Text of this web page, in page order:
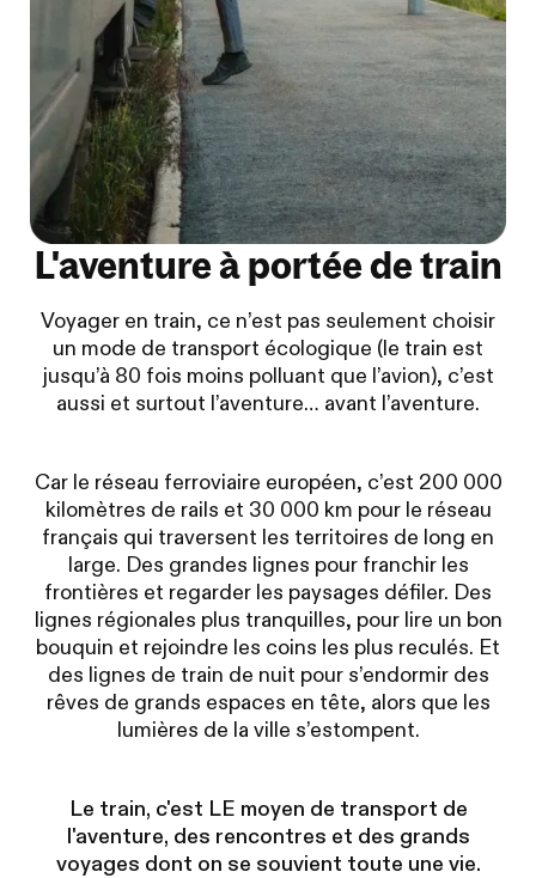
L'aventure à portée de train
Voyager en train, ce n’est pas seulement choisir
un mode de transport écologique (le train est
jusqu’à 80 fois moins polluant que l’avion), c’est
aussi et surtout l’aventure… avant l’aventure.
Car le réseau ferroviaire européen, c’est 200 000
kilomètres de rails et 30 000 km pour le réseau
français qui traversent les territoires de long en
large. Des grandes lignes pour franchir les
frontières et regarder les paysages défiler. Des
lignes régionales plus tranquilles, pour lire un bon
bouquin et rejoindre les coins les plus reculés. Et
des lignes de train de nuit pour s’endormir des
rêves de grands espaces en tête, alors que les
lumières de la ville s’estompent.
Le train, c'est LE moyen de transport de
l'aventure, des rencontres et des grands
voyages dont on se souvient toute une vie.